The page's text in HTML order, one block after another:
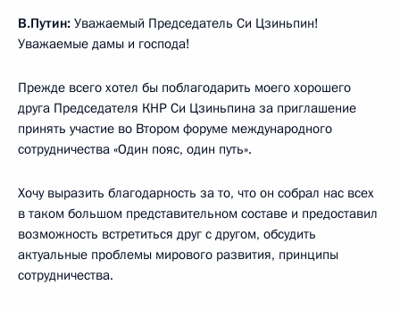
В.Путин: Уважаемый Председатель Си Цзиньпин!
Уважаемые дамы и господа!
Прежде всего хотел бы поблагодарить моего хорошего
друга Председателя КНР Си Цзиньпина за приглашение
принять участие во Втором форуме международного
сотрудничества «Один пояс, один путь».
Хочу выразить благодарность за то, что он собрал нас всех
в таком большом представительном составе и предоставил
возможность встретиться друг с другом, обсудить
актуальные проблемы мирового развития, принципы
сотрудничества.